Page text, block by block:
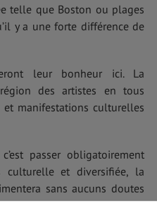
telle que Boston ou plages
y a une forte différence de
leur bonheur ici. La
des artistes en tous
et manifestations culturelles
passer obligatoirement
et diversifiée, la
sans aucuns doutes